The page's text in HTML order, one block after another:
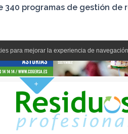
340 programas de gestión de